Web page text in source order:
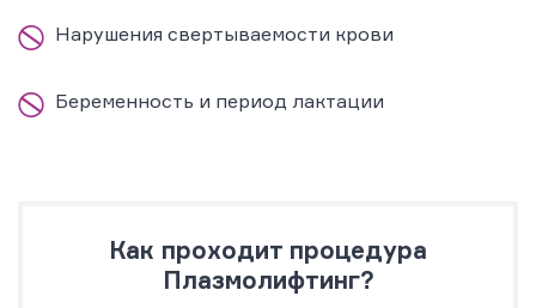
Нарушения свертываемости крови
Беременность и период лактации
Как проходит процедура
Плазмолифтинг?